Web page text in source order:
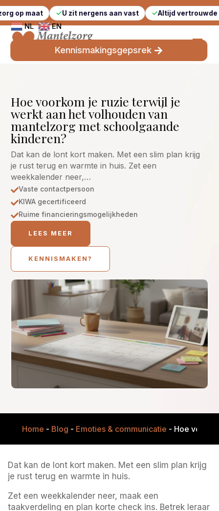
U zit nergens aan vast Altijd vertrouwde gezichten
NL EN
Kennismakingsgepsrek
Hoe voorkom je ruzie terwijl je
werkt aan het volhouden van
mantelzorg met schoolgaande
kinderen?
Dat kan de lont kort maken. Met een slim plan krijg
je rust terug en warmte in huis. Zet een
weekkalender neer,…
Vaste contactpersoon
KIWA gecertificeerd
Ruime financieringsmogelijkheden
LEES MEER
KENNISMAKEN?
Home - Blog - Emoties & communicatie - Hoe
Dat kan de lont kort maken. Met een slim plan krijg
je rust terug en warmte in huis.
Zet een weekkalender neer, maak een
taakverdeling en plan korte check ins. Betrek leraar